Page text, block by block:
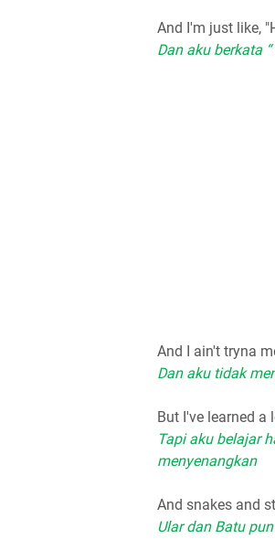
And I'm just like,
Dan aku berkata
And I ain't tryna
Dan aku tidak
But I've learned a
Tapi aku belajar
menyenangkan
And snakes and
Ular dan Batu